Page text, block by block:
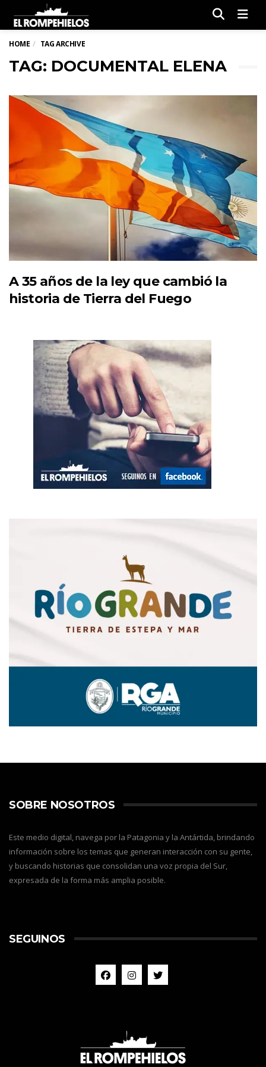
HOME TAG ARCHIVE
TAG: DOCUMENTAL ELENA
A 35 años de la ley que cambió la
historia de Tierra del Fuego
SOBRE NOSOTROS
Este medio digital, navega por la Patagonia y la Antártida, brindando
información sobre los temas que generan interacción con su gente,
y buscando historias que consolidan una voz propia del Sur,
expresada de la forma más amplia posible.
SEGUINOS